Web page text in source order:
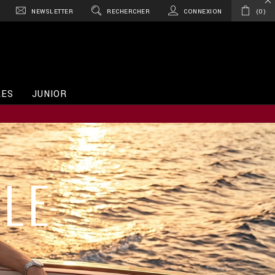
NEWSLETTER RECHERCHER CONNEXION 0
JUNIOR